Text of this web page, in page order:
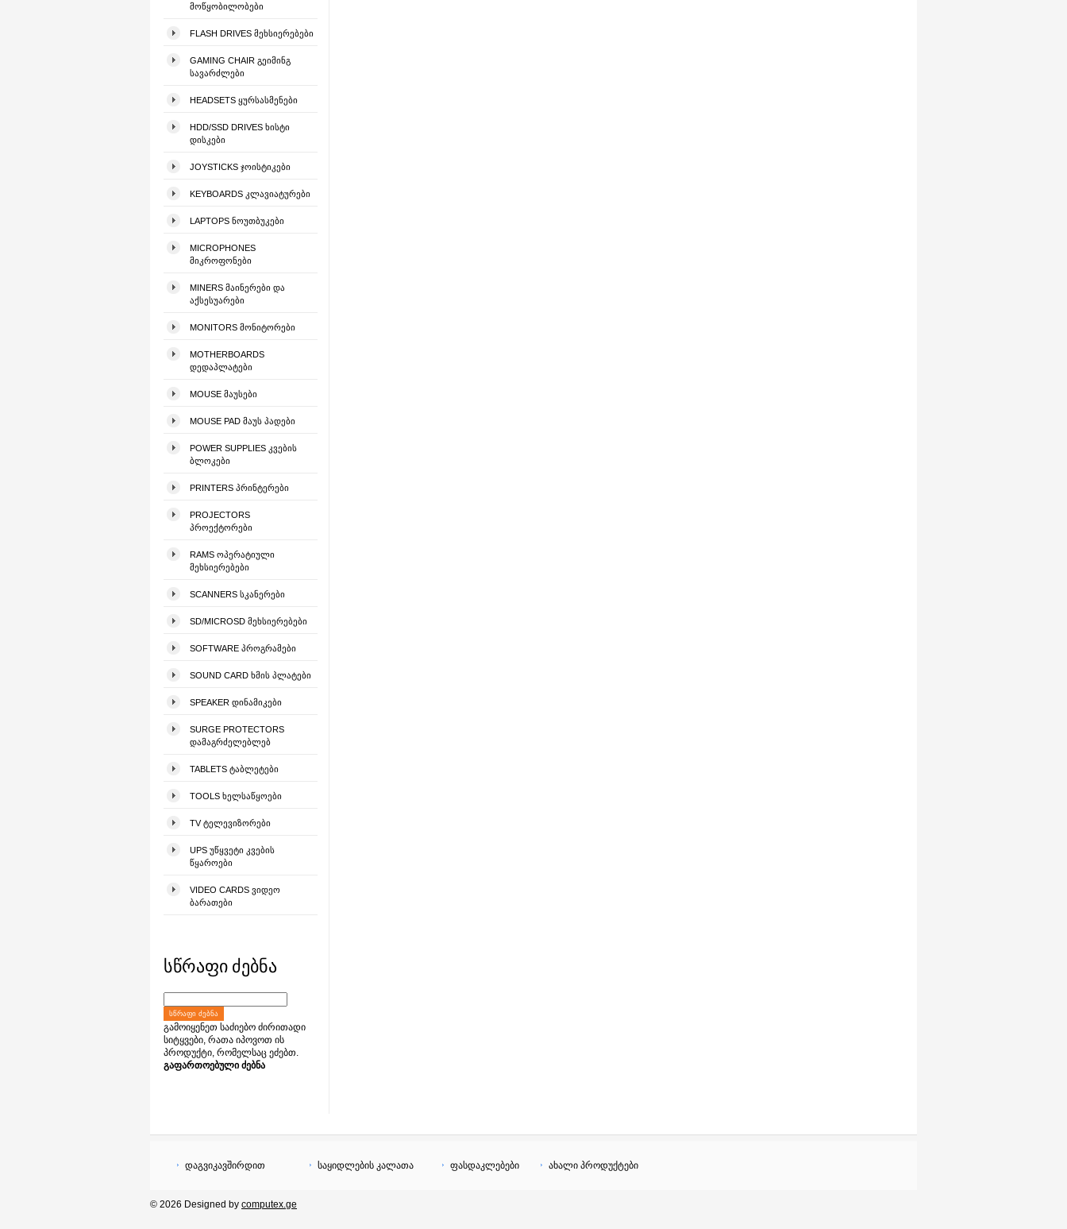
ᲛᲝᲬᲧᲝᲑᲘᲚᲝᲑᲔᲑᲘ
FLASH DRIVES ᲛᲔᲮᲡᲘᲔᲠᲔᲑᲔᲑᲘ
GAMING CHAIR ᲒᲔᲘᲛᲘᲜᲒ
ᲡᲐᲕᲐᲠᲫᲚᲔᲑᲘ
HEADSETS ᲧᲣᲠᲡᲐᲡᲛᲔᲜᲔᲑᲘ
HDD/SSD DRIVES ᲮᲘᲡᲢᲘ
ᲓᲘᲡᲙᲔᲑᲘ
JOYSTICKS ᲯᲝᲘᲡᲢᲘᲙᲔᲑᲘ
KEYBOARDS ᲙᲚᲐᲕᲘᲐᲢᲣᲠᲔᲑᲘ
LAPTOPS ᲜᲝᲣᲗᲑᲣᲙᲔᲑᲘ
MICROPHONES
ᲛᲘᲙᲠᲝᲤᲝᲜᲔᲑᲘ
MINERS ᲛᲐᲘᲜᲔᲠᲔᲑᲘ ᲓᲐ
ᲐᲥᲡᲔᲡᲣᲐᲠᲔᲑᲘ
MONITORS ᲛᲝᲜᲘᲢᲝᲠᲔᲑᲘ
MOTHERBOARDS
ᲓᲔᲓᲐᲞᲚᲐᲢᲔᲑᲘ
MOUSE ᲛᲐᲣᲡᲔᲑᲘ
MOUSE PAD ᲛᲐᲣᲡ ᲞᲐᲓᲔᲑᲘ
POWER SUPPLIES ᲙᲕᲔᲑᲘᲡ
ᲑᲚᲝᲙᲔᲑᲘ
PRINTERS ᲞᲠᲘᲜᲢᲔᲠᲔᲑᲘ
PROJECTORS
ᲞᲠᲝᲔᲥᲢᲝᲠᲔᲑᲘ
RAMS ᲝᲞᲔᲠᲐᲢᲘᲣᲚᲘ
ᲛᲔᲮᲡᲘᲔᲠᲔᲑᲔᲑᲘ
SCANNERS ᲡᲙᲐᲜᲔᲠᲔᲑᲘ
SD/MICROSD ᲛᲔᲮᲡᲘᲔᲠᲔᲑᲔᲑᲘ
SOFTWARE ᲞᲠᲝᲒᲠᲐᲛᲔᲑᲘ
SOUND CARD ᲮᲛᲘᲡ ᲞᲚᲐᲢᲔᲑᲘ
SPEAKER ᲓᲘᲜᲐᲛᲘᲙᲔᲑᲘ
SURGE PROTECTORS
ᲓᲐᲛᲐᲒᲠᲫᲔᲚᲔᲑᲚᲔᲑ
TABLETS ᲢᲐᲑᲚᲔᲢᲔᲑᲘ
TOOLS ᲮᲔᲚᲡᲐᲬᲧᲝᲔᲑᲘ
TV ᲢᲔᲚᲔᲕᲘᲖᲝᲠᲔᲑᲘ
UPS ᲣᲬᲧᲕᲔᲢᲘ ᲙᲕᲔᲑᲘᲡ
ᲬᲧᲐᲠᲝᲔᲑᲘ
VIDEO CARDS ᲕᲘᲓᲔᲝ
ᲑᲐᲠᲐᲗᲔᲑᲘ
სწრაფი ძებნა
ᲡᲬᲠᲐᲤᲘ ᲫᲔᲑᲜᲐ
გამოიყენეთ საძიებო ძირითადი
სიტყვები, რათა იპოვოთ ის
პროდუქტი, რომელსაც ეძებთ.
გაფართოებული ძებნა
დაგვიკავშირდით საყიდლების კალათა ფასდაკლებები ახალი პროდუქტები
© 2026 Designed by computex.ge